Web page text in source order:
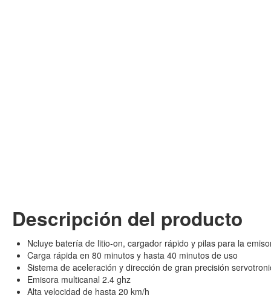
Descripción del producto
Ncluye batería de litio-on, cargador rápido y pilas para la
Carga rápida en 80 minutos y hasta 40 minutos de uso
Sistema de aceleración y dirección de gran precisión
Emisora multicanal 2.4 ghz
Alta velocidad de hasta 20 km/h